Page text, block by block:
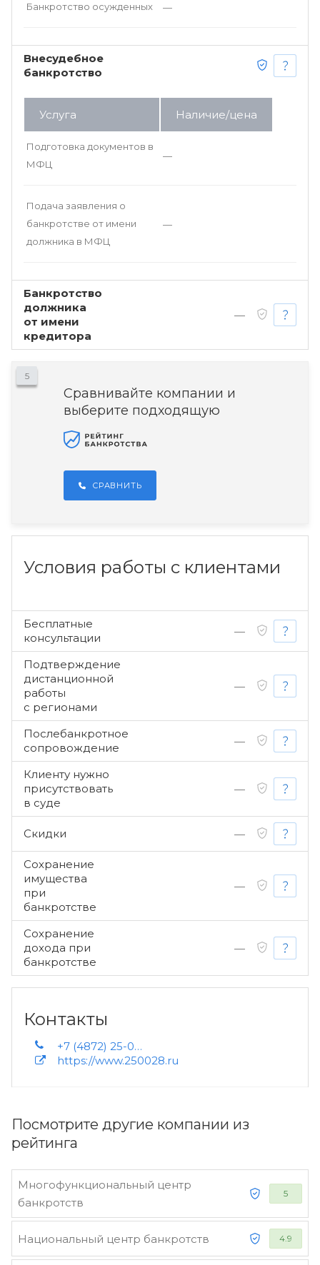
Посмотрите другие компании из
рейтинга
Многофункциональный центр
банкротств
5
Национальный центр банкротств 4.9
Банкротство осужденных —
Внесудебное
банкротство
Услуга Наличие/цена
Подготовка документов в
МФЦ
—
Подача заявления о
банкротстве от имени
должника в МФЦ
—
Банкротство
должника
от имени
кредитора
—
5
Сравнивайте компании и
выберите подходящую
СРАВНИТЬ
Условия работы с клиентами
Бесплатные
консультации
—
Подтверждение
дистанционной
работы
с регионами
—
Послебанкротное
сопровождение
—
Клиенту нужно
присутствовать
в суде
—
Скидки —
Сохранение
имущества
при
банкротстве
—
Сохранение
дохода при
банкротстве
—
Контакты
+7 (4872) 25-00-28 +7 919 079-35-77 +7 953 960-00-76 +7 (4872) 71-70-39 +7 (4872) 58-66-00 +7 915 779-09-56 +7 950 922-66-90 +7 950 922-66-92 +7 950 926-28-33 +7 953 420-45-49
https://www.250028.ru